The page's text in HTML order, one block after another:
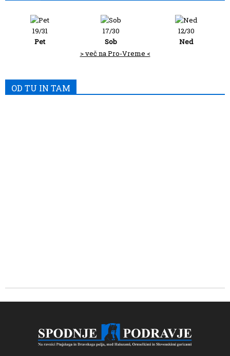
19/31
Pet
17/30
Sob
12/30
Ned
> več na Pro-Vreme <
OD TU IN TAM